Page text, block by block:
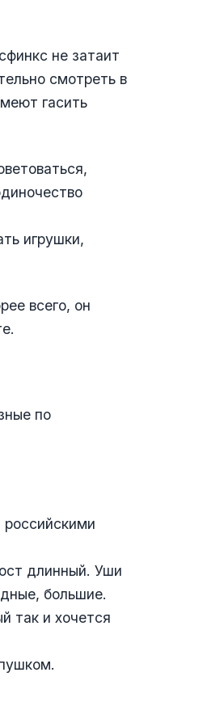
не затаит
смотреть в
гасить
игрушки,
всего, он
по
длинный. Уши
большие.
так и хочется